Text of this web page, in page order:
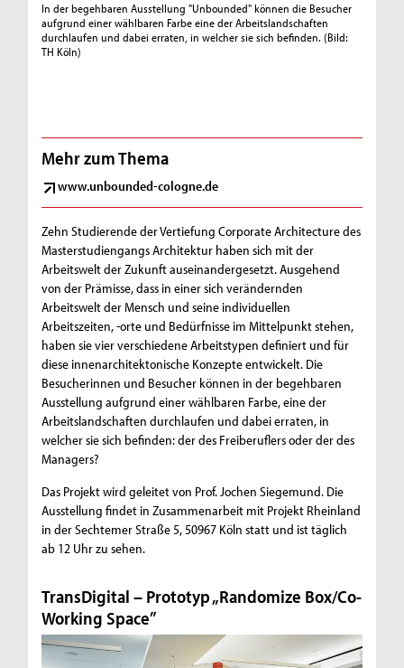
In der begehbaren Ausstellung "Unbounded" können die Besucher
aufgrund einer wählbaren Farbe eine der Arbeitslandschaften
durchlaufen und dabei erraten, in welcher sie sich befinden.(Bild:
TH Köln)
Mehr zum Thema
www.unbounded-cologne.de
Zehn Studierende der Vertiefung Corporate Architecture des
Masterstudiengangs Architektur haben sich mit der
Arbeitswelt der Zukunft auseinandergesetzt. Ausgehend
von der Prämisse, dass in einer sich verändernden
Arbeitswelt der Mensch und seine individuellen
Arbeitszeiten, -orte und Bedürfnisse im Mittelpunkt stehen,
haben sie vier verschiedene Arbeitstypen definiert und für
diese innenarchitektonische Konzepte entwickelt. Die
Besucherinnen und Besucher können in der begehbaren
Ausstellung aufgrund einer wählbaren Farbe, eine der
Arbeitslandschaften durchlaufen und dabei erraten, in
welcher sie sich befinden: der des Freiberuflers oder der des
Managers?
Das Projekt wird geleitet von Prof. Jochen Siegemund. Die
Ausstellung findet in Zusammenarbeit mit Projekt Rheinland
in der Sechtemer Straße 5, 50967 Köln statt und ist täglich
ab 12 Uhr zu sehen.
TransDigital – Prototyp „Randomize Box/Co-
Working Space”